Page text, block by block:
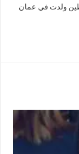
ولدت في عمان